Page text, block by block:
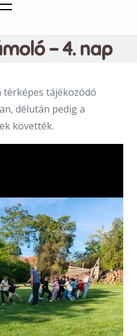
– 4. nap
térképes tájékozódó
délután pedig a
követték.